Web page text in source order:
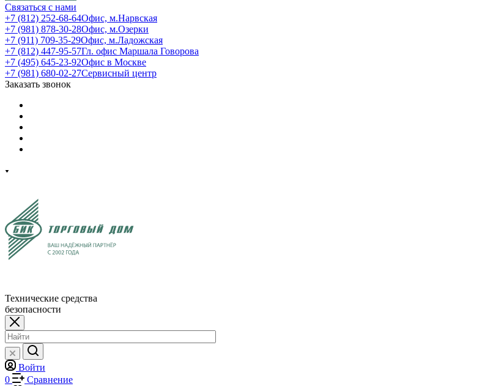
Связаться с нами
+7 (812) 252-68-64Офис, м.Нарвская
+7 (981) 878-30-28Офис, м.Озерки
+7 (911) 709-35-29Офис, м.Ладожская
+7 (812) 447-95-57Гл. офис Маршала Говорова
+7 (495) 645-23-92Офис в Москве
+7 (981) 680-02-27Сервисный центр
Заказать звонок
Технические средства
безопасности
Войти
0
Сравнение